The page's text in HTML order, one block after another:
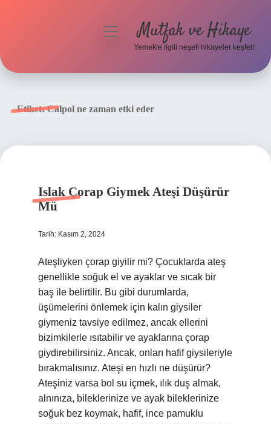
menüyüMutfak ve Hikaye
Yemekle ilgili neşeli hikayeler keşfet!
Etiket:Calpol ne zaman etki eder
Islak Çorap Giymek Ateşi Düşürür
Mü
Tarih: Kasım 2, 2024
Ateşliyken çorap giyilir mi? Çocuklarda ateş
genellikle soğuk el ve ayaklar ve sıcak bir
baş ile belirtilir. Bu gibi durumlarda,
üşümelerini önlemek için kalın giysiler
giymeniz tavsiye edilmez, ancak ellerini
bizimkilerle ısıtabilir ve ayaklarına çorap
giydirebilirsiniz. Ancak, onları hafif giysileriyle
bırakmalısınız. Ateşi en hızlı ne düşürür?
Ateşiniz varsa bol su içmek, ılık duş almak,
alnınıza, bileklerinize ve ayak bileklerinize
soğuk bez koymak, hafif, ince pamuklu